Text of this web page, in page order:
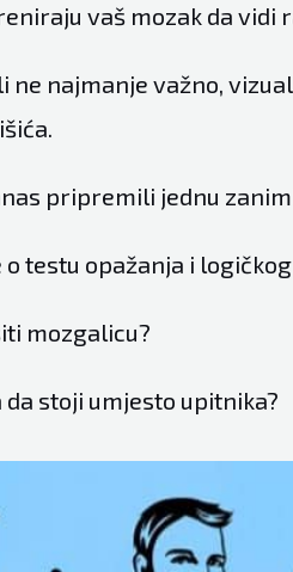
vaš mozak da
ne najmanje važno,
pripremili jednu
o testu opažanja i
mozgalicu?
stoji umjesto upitnika?